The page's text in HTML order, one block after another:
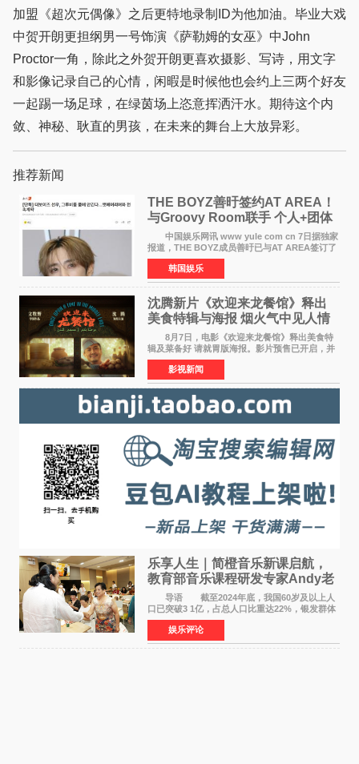
加盟《超次元偶像》之后更特地录制ID为他加油。毕业大戏
中贺开朗更担纲男一号饰演《萨勒姆的女巫》中John
Proctor一角，除此之外贺开朗更喜欢摄影、写诗，用文字
和影像记录自己的心情，闲暇是时候他也会约上三两个好友
一起踢一场足球，在绿茵场上恣意挥洒汗水。期待这个内
敛、神秘、耿直的男孩，在未来的舞台上大放异彩。
推荐新闻
THE BOYZ善旴签约AT AREA！
与Groovy Room联手 个人+团体
活动并行
中国娱乐网讯 www yule com cn 7日据独家
报道，THE BOYZ成员善旴已与AT AREA签订了
专属合约。AT AREA是由知名制作人组合
Groovy Room创立的hip-hop厂牌，旗下拥有多
位实力派音乐人，在韩
韩国娱乐
沈腾新片《欢迎来龙餐馆》释出
美食特辑与海报 烟火气中见人情
温暖
8月7日，电影《欢迎来龙餐馆》释出美食特
辑及菜备好 请就胃版海报。影片预售已开启，并
将于8月8日至10日14:00-21:00举行全国超前点
映。电影《欢迎来龙餐馆》作为战争美食喜剧大
片，讲述了中国
影视新闻
乐享人生｜简橙音乐新课启航，
教育部音乐课程研发专家Andy老
师重磅入驻领航银龄琴声
导语 截至2024年底，我国60岁及以上人
口已突破3 1亿，占总人口比重达22%，银发群体
的精神文化需求日益凸显。2024年1月，国务院办
公厅印发《关于发展银发经济增进老年人福祉的
意见》——这是
娱乐评论